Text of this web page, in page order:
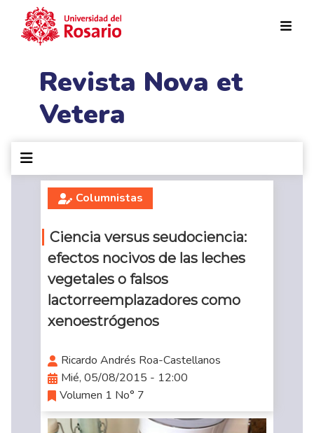
Revista Nova et
Vetera
Columnistas
Ciencia versus seudociencia:
efectos nocivos de las leches
vegetales o falsos
lactorreemplazadores como
xenoestrógenos
Ricardo Andrés Roa-Castellanos
Mié, 05/08/2015 - 12:00
Volumen 1 No° 7